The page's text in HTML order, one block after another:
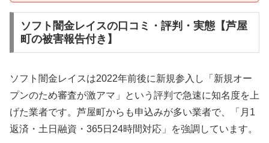
ソフト闇金レイスの口コミ・評判・実態【芦屋
町の被害報告付き】
ソフト闇金レイスは2022年前後に新規参入し「新規オー
プンのため審査が激アマ」という評判で急速に知名度を上
げた業者です。芦屋町からも申込みが多い業者で、「月1
返済・土日融資・365日24時間対応」を強調しています。